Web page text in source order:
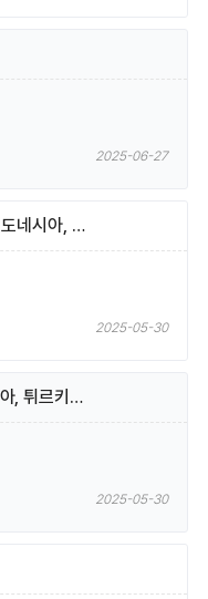
2025-06-27
해외아이웨어시장조사-홍콩, 대만, 인도네시아, 호주, 프랑스
2025-05-30
해외아이웨어시장조사-사우디아라비아, 튀르키예, 필리핀
2025-05-30